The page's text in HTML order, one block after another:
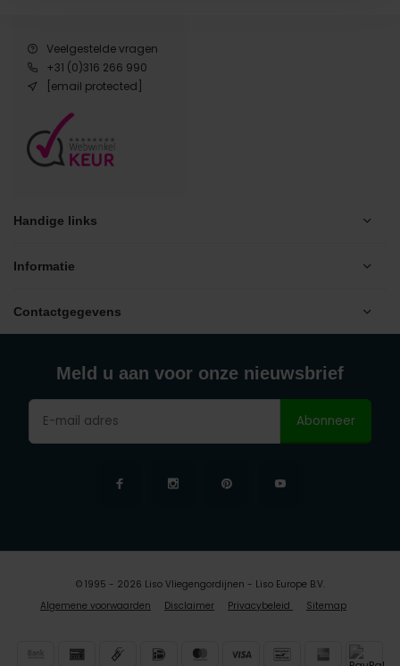
Veelgestelde vragen
+31 (0)316 266 990
[email protected]
Handige links
Informatie
Contactgegevens
Meld u aan voor onze nieuwsbrief
Abonneer
Algemene voorwaarden Disclaimer Privacybeleid Sitemap
© 1995 - 2026 Liso Vliegengordijnen - Liso Europe B.V.